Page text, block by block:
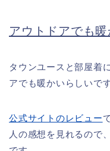
アウトドアでも暖
タウンユースと部屋着
アでも暖かいらしいです
公式サイトのレビュー
人の感想を見れるので